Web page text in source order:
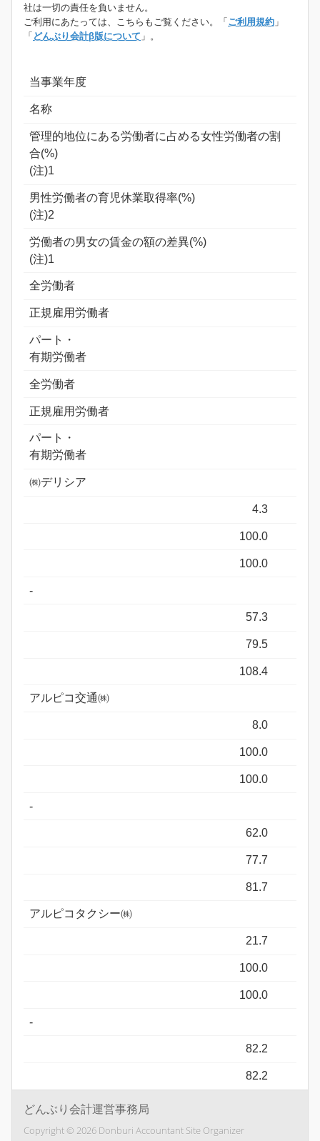
社は一切の責任を負いません。
ご利用にあたっては、こちらもご覧ください。「 ご利用規約 」
「 どんぶり会計β版について 」。
どんぶり会計運営事務局
Copyright © 2026 Donburi Accountant Site Organizer
当事業年度
名称
管理的地位にある労働者に占める女性労働者の割
合(%)
(注)1
男性労働者の育児休業取得率(%)
(注)2
労働者の男女の賃金の額の差異(%)
(注)1
全労働者
正規雇用労働者
パート・
有期労働者
全労働者
正規雇用労働者
パート・
有期労働者
㈱デリシア
4.3
100.0
100.0
-
57.3
79.5
108.4
アルピコ交通㈱
8.0
100.0
100.0
-
62.0
77.7
81.7
アルピコタクシー㈱
21.7
100.0
100.0
-
82.2
82.2
アルピコホテルズ㈱